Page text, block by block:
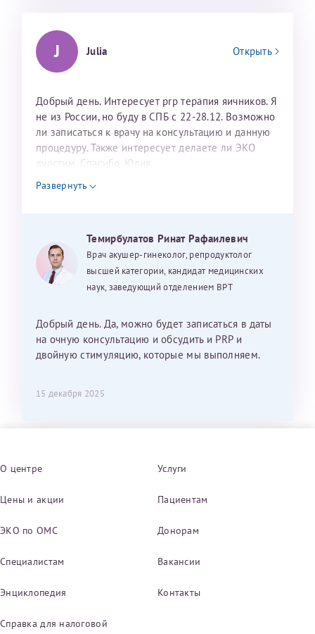
J Julia Открыть
Добрый день. Интересует prp терапия яичников. Я
не из России, но буду в СПБ с 22-28.12. Возможно
ли записаться к врачу на консультацию и данную
процедуру. Также интересует делаете ли ЭКО
дуостим. Спасибо. Юлия
Развернуть
Темирбулатов Ринат Рафаилевич
Врач акушер-гинеколог, репродуктолог
высшей категории, кандидат медицинских
наук, заведующий отделением ВРТ
Добрый день. Да, можно будет записаться в даты
на очную консультацию и обсудить и PRP и
двойную стимуляцию, которые мы выполняем.
15 декабря 2025
О центре Услуги
Цены и акции Пациентам
ЭКО по ОМС Донорам
Специалистам Вакансии
Энциклопедия Контакты
Справка для налоговой